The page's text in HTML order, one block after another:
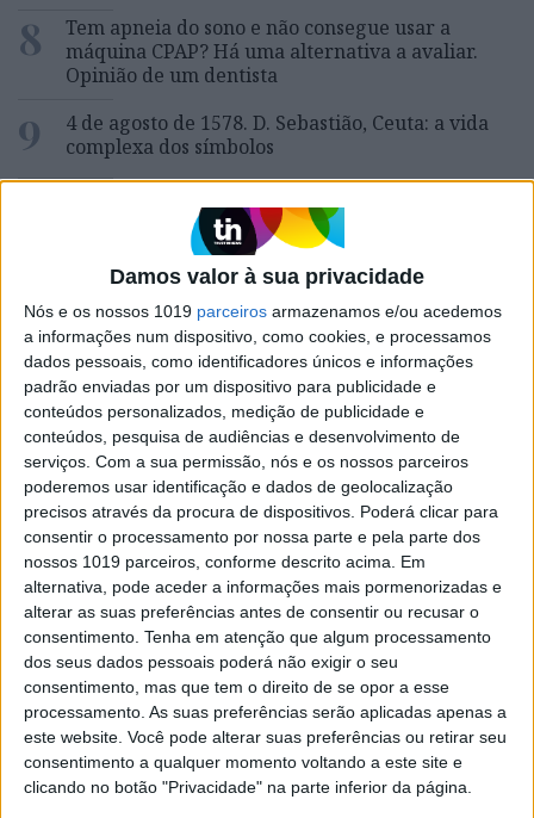
Damos valor à sua privacidade
Nós e os nossos 1019 parceiros armazenamos e/ou acedemos
a informações num dispositivo, como cookies, e processamos
dados pessoais, como identificadores únicos e informações
padrão enviadas por um dispositivo para publicidade e
conteúdos personalizados, medição de publicidade e
conteúdos, pesquisa de audiências e desenvolvimento de
serviços. Com a sua permissão, nós e os nossos parceiros
poderemos usar identificação e dados de geolocalização
precisos através da procura de dispositivos. Poderá clicar para
consentir o processamento por nossa parte e pela parte dos
nossos 1019 parceiros, conforme descrito acima. Em
alternativa, pode aceder a informações mais pormenorizadas e
alterar as suas preferências antes de consentir ou recusar o
consentimento. Tenha em atenção que algum processamento
dos seus dados pessoais poderá não exigir o seu
consentimento, mas que tem o direito de se opor a esse
processamento. As suas preferências serão aplicadas apenas a
este website. Você pode alterar suas preferências ou retirar seu
consentimento a qualquer momento voltando a este site e
clicando no botão "Privacidade" na parte inferior da página.
8
Tem apneia do sono e não consegue usar a
máquina CPAP? Há uma alternativa a avaliar.
Opinião de um dentista
9
4 de agosto de 1578. D. Sebastião, Ceuta: a vida
complexa dos símbolos
Ceuta e os idiotas úteis do trumpismo na Europa
MAIS NA VISÃO
OPINIÃO
O país que fotografamos nas férias
e esquecemos no resto do ano